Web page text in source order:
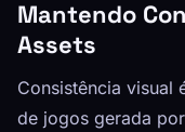
Mantendo
Assets
Consistência visual
de jogos gerada